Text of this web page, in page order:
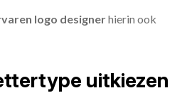
logo designerhierin ook
uitkiezen